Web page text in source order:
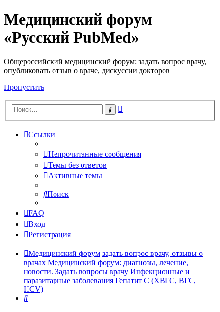
Медицинский форум
«Русский PubMed»
Общероссийский медицинский форум: задать вопрос врачу,
опубликовать отзыв о враче, дискуссии докторов
Пропустить
Поиск
Ссылки
Непрочитанные сообщения
Темы без ответов
Активные темы
Поиск
FAQ
Вход
Регистрация
Медицинский форум задать вопрос врачу, отзывы о
врачах Медицинский форум: диагнозы, лечение,
новости. Задать вопросы врачу Инфекционные и
паразитарные заболевания Гепатит C (ХВГС, ВГС,
HCV)
Поиск